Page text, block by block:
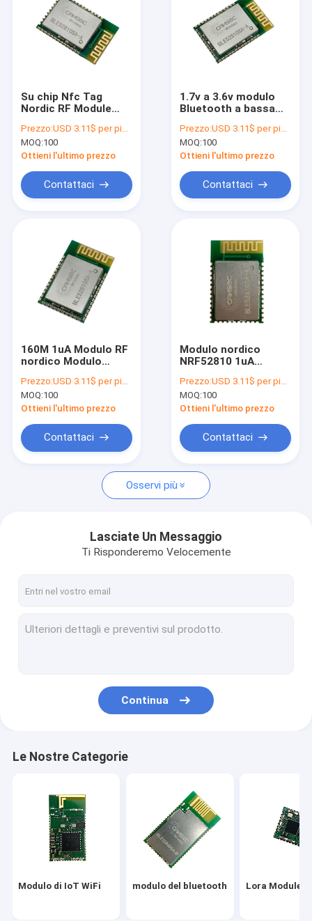
Prodotti
Circa noi
Giro della fabbrica
Notizie
Casi
Modulo di IoT WiFi
Lora Module
Sotto modulo del gigahertz
Modulo del TI rf
Soluzioni senza fili di IoT
Su chip Nfc Tag
Nordic RF Module
Plugin Module
BLE52810SA-A
Prezzo:USD 3.11$ per piece
MOQ:100
Ottieni l'ultimo prezzo
Contattaci
1.7v a 3.6v modulo
Bluetooth a bassa
tempo di esecuzione
protetto
BLE52810SA-A
Prezzo:USD 3.11$ per piece
MOQ:100
Ottieni l'ultimo prezzo
Contattaci
160M 1uA Modulo RF
nordico Modulo
automatizzato
BLE52810SA-A
Prezzo:USD 3.11$ per piece
MOQ:100
Ottieni l'ultimo prezzo
Contattaci
Modulo nordico
NRF52810 1uA
A senza fili di BLE
Prezzo:USD 3.11$ per piece
MOQ:100
Ottieni l'ultimo prezzo
Contattaci
Osservi più
Lasciate Un Messaggio
Ti Risponderemo Velocemente
Continua
Le Nostre Categorie
Modulo di IoT WiFi modulo del bluetooth Lora Module